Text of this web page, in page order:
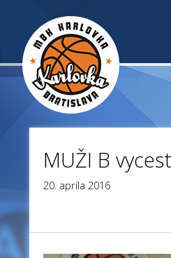
MUŽI B
20. apríla 2016